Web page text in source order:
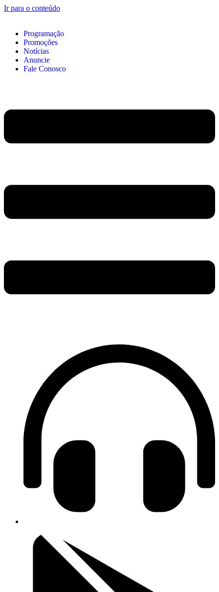
Ir para o conteúdo
Programação
Promoções
Notícias
Anuncie
Fale Conosco